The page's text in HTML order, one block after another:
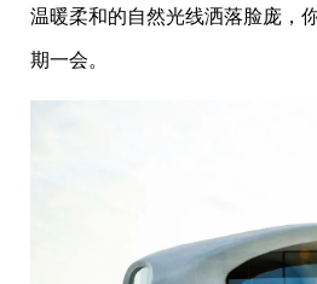
温暖柔和的自然光线洒落脸庞，
期一会。